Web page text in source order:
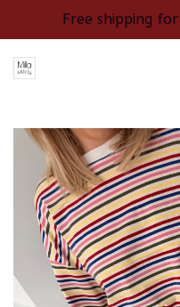
Free shipping